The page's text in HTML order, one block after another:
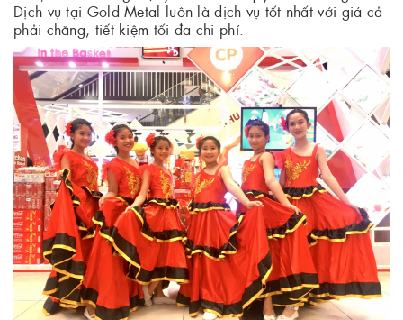
Dịch vụ tại Gold Metal luôn là dịch vụ tốt nhất với giá cả
phải chăng, tiết kiệm tối đa chi phí.